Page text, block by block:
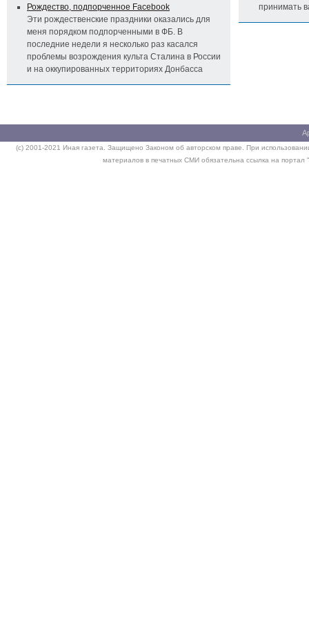
Рождество, подпорченное Facebook
Эти рождественские праздники оказались для
меня порядком подпорченными в ФБ. В
последние недели я несколько раз касался
проблемы возрождения культа Сталина в России
и на оккупированных территориях Донбасса
принимать
(c) 2001-2021 Иная газета. Защищено Законом об авторском праве. При
материалов в печатных СМИ обязательна ссылка на